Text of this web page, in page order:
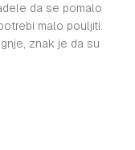
da se pomalo
malo pouljiti.
znak je da su